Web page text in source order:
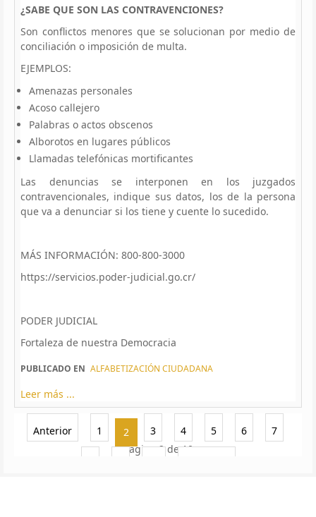
¿SABE QUE SON LAS CONTRAVENCIONES?
Son conflictos menores que se solucionan por medio de
conciliación o imposición de multa.
EJEMPLOS:
Amenazas personales
Acoso callejero
Palabras o actos obscenos
Alborotos en lugares públicos
Llamadas telefónicas mortificantes
Las denuncias se interponen en los juzgados
contravencionales, indique sus datos, los de la persona
que va a denunciar si los tiene y cuente lo sucedido.
MÁS INFORMACIÓN: 800-800-3000
https://servicios.poder-judicial.go.cr/
PODER JUDICIAL
Fortaleza de nuestra Democracia
PUBLICADO EN ALFABETIZACIÓN CIUDADANA
Leer más ...
Anterior 1 2 3 4 5 6 7
Página 2 de 10